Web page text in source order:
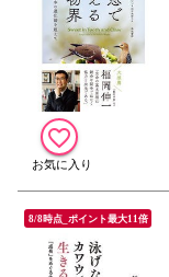
8/8時点_ポイント最大11倍